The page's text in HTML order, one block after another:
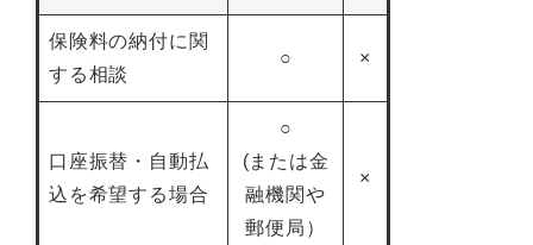
保険料の納付に関
する相談
○ ×
口座振替・自動払
込を希望する場合
○
(または金
融機関や
郵便局）
×